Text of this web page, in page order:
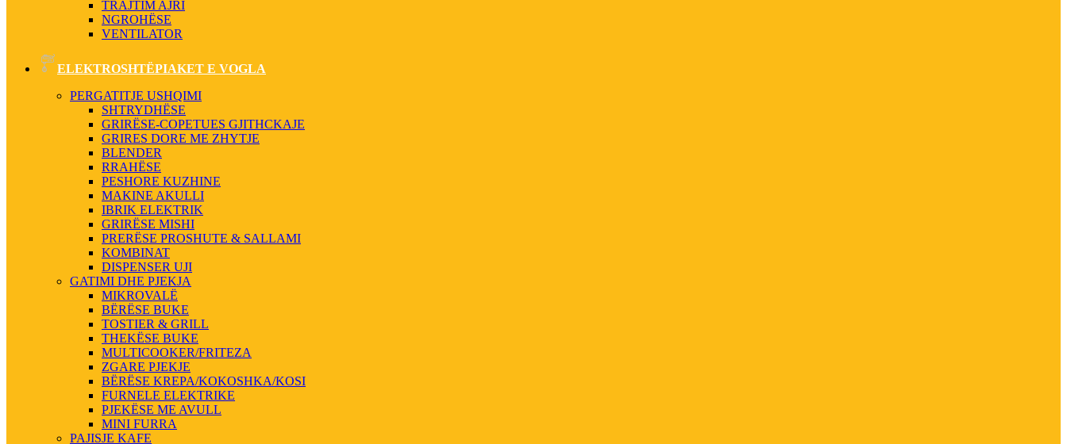
TRAJTIM AJRI
NGROHËSE
VENTILATOR
ELEKTROSHTËPIAKET E VOGLA
PERGATITJE USHQIMI
SHTRYDHËSE
GRIRËSE-COPETUES GJITHCKAJE
GRIRES DORE ME ZHYTJE
BLENDER
RRAHËSE
PESHORE KUZHINE
MAKINE AKULLI
IBRIK ELEKTRIK
GRIRËSE MISHI
PRERËSE PROSHUTE & SALLAMI
KOMBINAT
DISPENSER UJI
GATIMI DHE PJEKJA
MIKROVALË
BËRËSE BUKE
TOSTIER & GRILL
THEKËSE BUKE
MULTICOOKER/FRITEZA
ZGARE PJEKJE
BËRËSE KREPA/KOKOSHKA/KOSI
FURNELE ELEKTRIKE
PJEKËSE ME AVULL
MINI FURRA
PAJISJE KAFE